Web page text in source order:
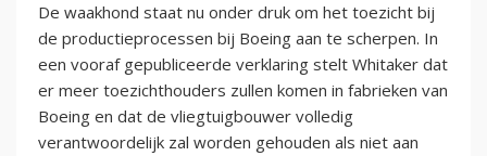
De waakhond staat nu onder druk om het toezicht bij
de productieprocessen bij Boeing aan te scherpen. In
een vooraf gepubliceerde verklaring stelt Whitaker dat
er meer toezichthouders zullen komen in fabrieken van
Boeing en dat de vliegtuigbouwer volledig
verantwoordelijk zal worden gehouden als niet aan